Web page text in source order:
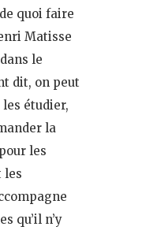
quoi faire
Matisse
le
dit, on peut
étudier,
la
les
les
qu’il n’y